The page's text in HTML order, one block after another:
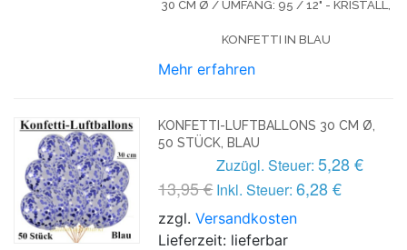
30 CM Ø / UMFANG: 95 / 12" - KRISTALL,
KONFETTI IN BLAU
Mehr erfahren
KONFETTI-LUFTBALLONS 30 CM Ø,
50 STÜCK, BLAU
13,95 €
Zuzügl. Steuer: 5,28 €
Inkl. Steuer: 6,28 €
zzgl.Versandkosten
Lieferzeit: lieferbar